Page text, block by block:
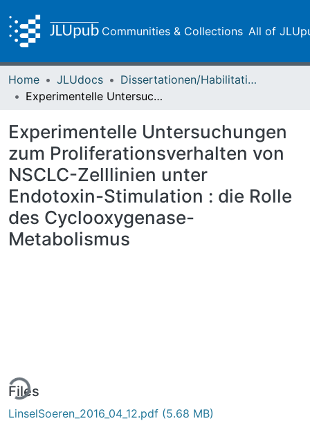
Communities & Collections All of
Home JLUdocs
Dissertationen/Habilitationen
Experimentelle Untersuchungen zum Proliferationsverhalten von NSCLC-Zelllinien unter Endotoxin-Stimulation : die Rolle des Cyclooxygenase-Metabolismus
Experimentelle Untersuchungen
zum Proliferationsverhalten von
NSCLC-Zelllinien unter
Endotoxin-Stimulation : die Rolle
des Cyclooxygenase-
Metabolismus
Files
LinselSoeren_2016_04_12.pdf (5.68 MB)